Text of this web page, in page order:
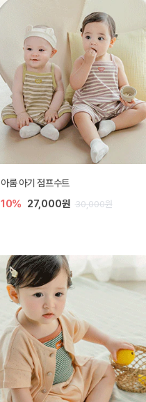
아롬 아기 점프수트
10% 27,000원 30,000원